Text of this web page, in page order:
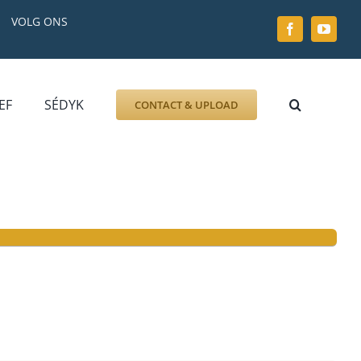
VOLG ONS
GRAFZERK
ALLLES
SÉDYK CONTACT & UPLOAD